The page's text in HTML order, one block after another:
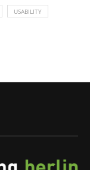
USABILITY